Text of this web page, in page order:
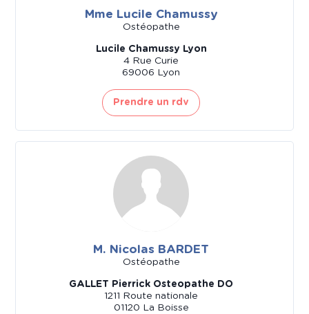
Mme Lucile Chamussy
Ostéopathe
Lucile Chamussy Lyon
4 Rue Curie
69006 Lyon
Prendre un rdv
M. Nicolas BARDET
Ostéopathe
GALLET Pierrick Osteopathe DO
1211 Route nationale
01120 La Boisse